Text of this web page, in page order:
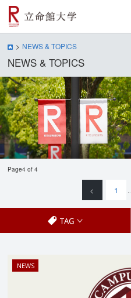
NEWS & TOPICS
NEWS & TOPICS
Page4 of 4
< 1
NEWS